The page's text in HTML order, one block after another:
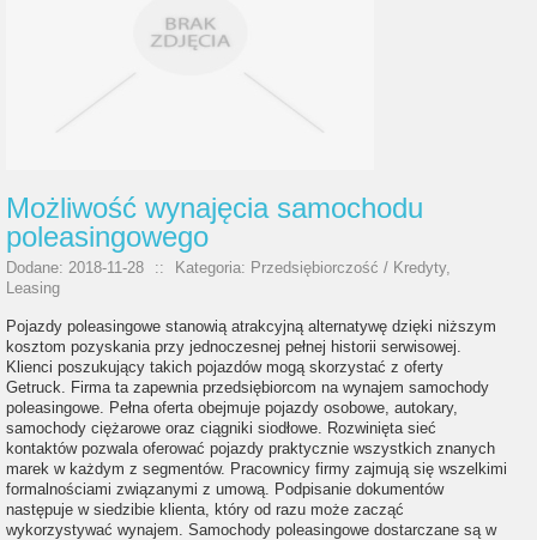
Możliwość wynajęcia samochodu
poleasingowego
Dodane: 2018-11-28 ::
Kategoria: Przedsiębiorczość / Kredyty,
Leasing
Pojazdy poleasingowe stanowią atrakcyjną alternatywę dzięki niższym
kosztom pozyskania przy jednoczesnej pełnej historii serwisowej.
Klienci poszukujący takich pojazdów mogą skorzystać z oferty
Getruck. Firma ta zapewnia przedsiębiorcom na wynajem samochody
poleasingowe. Pełna oferta obejmuje pojazdy osobowe, autokary,
samochody ciężarowe oraz ciągniki siodłowe. Rozwinięta sieć
kontaktów pozwala oferować pojazdy praktycznie wszystkich znanych
marek w każdym z segmentów. Pracownicy firmy zajmują się wszelkimi
formalnościami związanymi z umową. Podpisanie dokumentów
następuje w siedzibie klienta, który od razu może zacząć
wykorzystywać wynajem. Samochody poleasingowe dostarczane są w